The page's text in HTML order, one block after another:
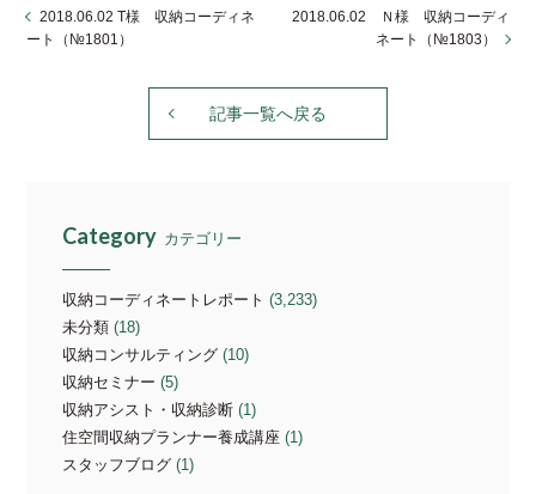
2018.06.02 T様 収納コーディネ
ート（№1801）
2018.06.02 Ｎ様 収納コーディ
ネート（№1803）
記事一覧へ戻る
Category カテゴリー
収納コーディネートレポート (3,233)
未分類 (18)
収納コンサルティング (10)
収納セミナー (5)
収納アシスト・収納診断 (1)
住空間収納プランナー養成講座 (1)
スタッフブログ (1)